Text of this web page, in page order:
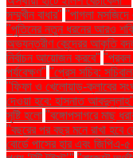
সম্মুখীন বাধার" "পাগলা মসজিদে
"পুতিনের নতুন ধরনের আরও
অভ্যন্তরীণ কেন্দ্রের আকৃতি
নির্বাচন আয়োজন করবে" "প্রবল
পর্যবেক্ষণ" "প্রেস সচিব:
"ফিফা ও খেলোয়াড়-ক্লাবের
দেওয়া হবে: হাসনাত আবদুল্লাহ"
সৃষ্টি হলো "বঙ্গোপসাগরে মাছ
"বছরের পর বছর মনে রাখা
বোর্ডে পাসের হার এবং জিপিএ-